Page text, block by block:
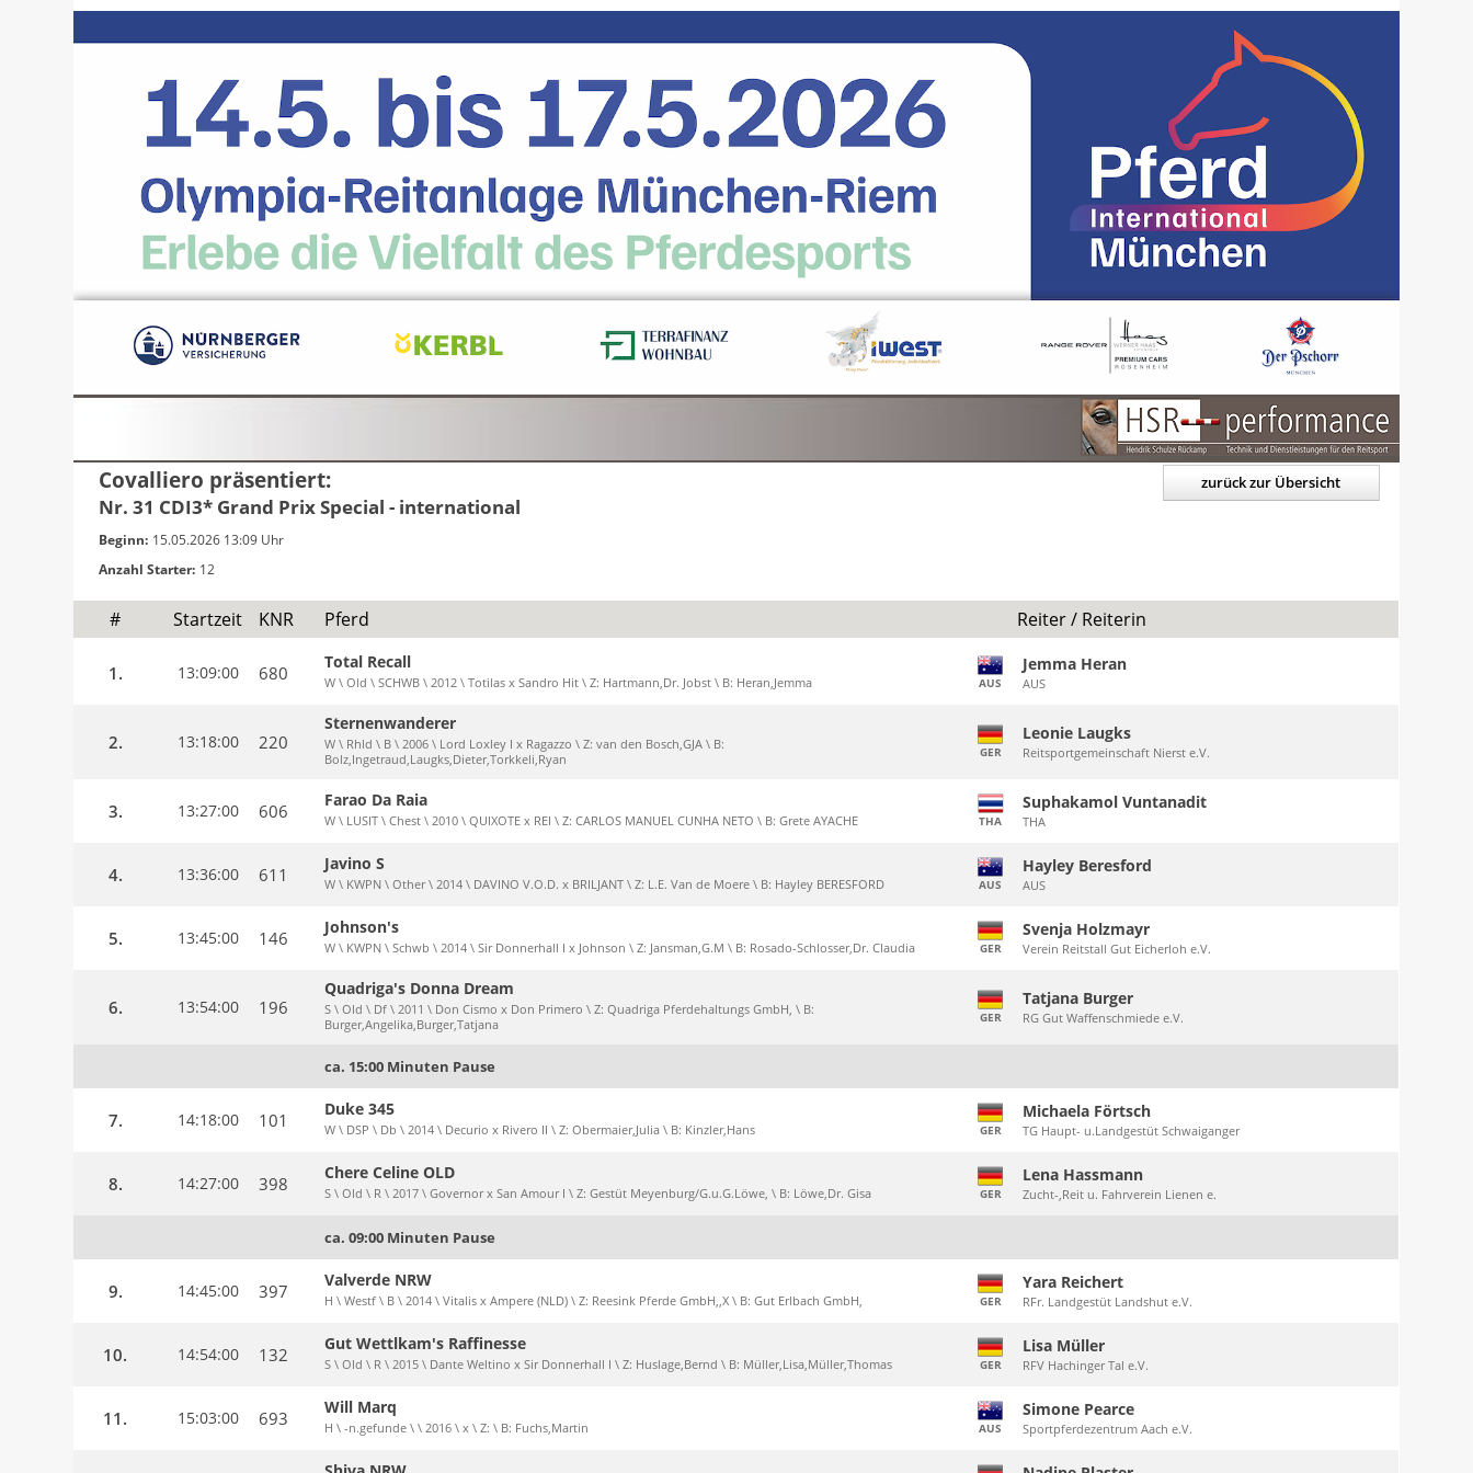
zurück zur Übersicht
Covalliero präsentiert:
Nr. 31 CDI3* Grand Prix Special - international
Beginn: 15.05.2026 13:09 Uhr
Anzahl Starter: 12
# Startzeit KNR Pferd Reiter / Reiterin
1. 13:09:00 680
Total Recall
W \ Old \ SCHWB \ 2012 \ Totilas x Sandro Hit \ Z: Hartmann,Dr. Jobst \ B: Heran,Jemma AUS
Jemma Heran
AUS
2. 13:18:00 220
Sternenwanderer
W \ Rhld \ B \ 2006 \ Lord Loxley I x Ragazzo \ Z: van den Bosch,GJA \ B:
Bolz,Ingetraud,Laugks,Dieter,Torkkeli,Ryan
GER
Leonie Laugks
Reitsportgemeinschaft Nierst e.V.
3. 13:27:00 606
Farao Da Raia
W \ LUSIT \ Chest \ 2010 \ QUIXOTE x REI \ Z: CARLOS MANUEL CUNHA NETO \ B: Grete AYACHE THA
Suphakamol Vuntanadit
THA
4. 13:36:00 611
Javino S
W \ KWPN \ Other \ 2014 \ DAVINO V.O.D. x BRILJANT \ Z: L.E. Van de Moere \ B: Hayley BERESFORD AUS
Hayley Beresford
AUS
5. 13:45:00 146
Johnson's
W \ KWPN \ Schwb \ 2014 \ Sir Donnerhall I x Johnson \ Z: Jansman,G.M \ B: Rosado-Schlosser,Dr. Claudia GER
Svenja Holzmayr
Verein Reitstall Gut Eicherloh e.V.
6. 13:54:00 196
Quadriga's Donna Dream
S \ Old \ Df \ 2011 \ Don Cismo x Don Primero \ Z: Quadriga Pferdehaltungs GmbH, \ B:
Burger,Angelika,Burger,Tatjana
GER
Tatjana Burger
RG Gut Waffenschmiede e.V.
ca. 15:00 Minuten Pause
7. 14:18:00 101
Duke 345
W \ DSP \ Db \ 2014 \ Decurio x Rivero II \ Z: Obermaier,Julia \ B: Kinzler,Hans GER
Michaela Förtsch
TG Haupt- u.Landgestüt Schwaiganger
8. 14:27:00 398
Chere Celine OLD
S \ Old \ R \ 2017 \ Governor x San Amour I \ Z: Gestüt Meyenburg/G.u.G.Löwe, \ B: Löwe,Dr. Gisa GER
Lena Hassmann
Zucht-,Reit u. Fahrverein Lienen e.
ca. 09:00 Minuten Pause
9. 14:45:00 397
Valverde NRW
H \ Westf \ B \ 2014 \ Vitalis x Ampere (NLD) \ Z: Reesink Pferde GmbH,,X \ B: Gut Erlbach GmbH, GER
Yara Reichert
RFr. Landgestüt Landshut e.V.
10. 14:54:00 132
Gut Wettlkam's Raffinesse
S \ Old \ R \ 2015 \ Dante Weltino x Sir Donnerhall I \ Z: Huslage,Bernd \ B: Müller,Lisa,Müller,Thomas GER
Lisa Müller
RFV Hachinger Tal e.V.
11. 15:03:00 693
Will Marq
H \ -n.gefunde \ \ 2016 \ x \ Z: \ B: Fuchs,Martin AUS
Simone Pearce
Sportpferdezentrum Aach e.V.